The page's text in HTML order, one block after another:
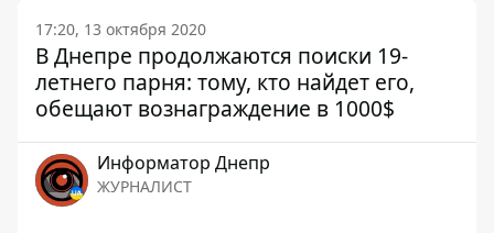
17:20, 13 октября 2020
В Днепре продолжаются поиски 19-
летнего парня: тому, кто найдет его,
обещают вознаграждение в 1000$
Информатор Днепр
ЖУРНАЛИСТ